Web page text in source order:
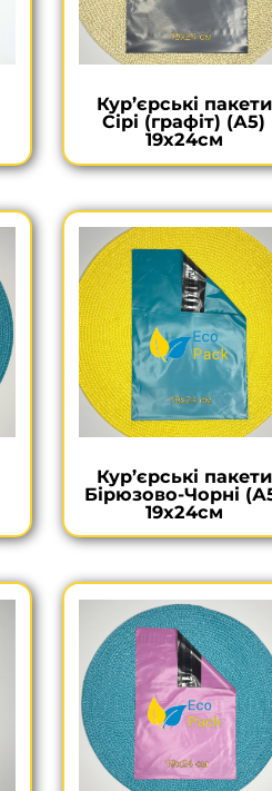
Кур’єрські пакети
Сірі (графіт) (А5)
19х24см
Кур’єрські пакети
Бірюзово-Чорні
19х24см